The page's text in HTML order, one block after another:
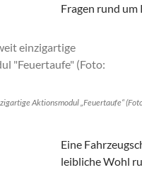
Fragen rund um
Aktionsmodul „Feuertaufe“
Eine
leibliche Wohl